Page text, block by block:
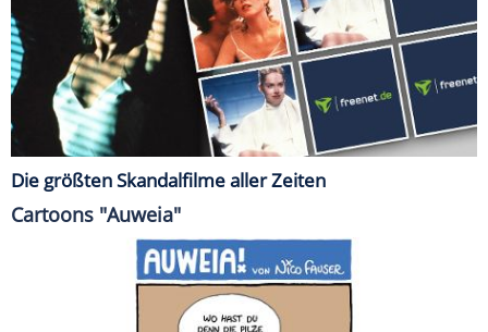
Die größten Skandalfilme aller Zeiten
Cartoons "Auweia"